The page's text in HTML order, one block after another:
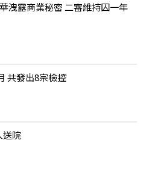
洩露商業秘密 二審維持囚一年
共發出8宗檢控
送院